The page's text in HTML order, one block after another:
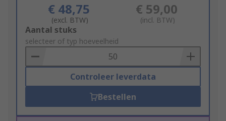
€ 48,75
(excl. BTW)
€ 59,00
(incl. BTW)
Add
to
Basket
Aantal stuks
selecteer of typ hoeveelheid
Controleer leverdata
Bestellen